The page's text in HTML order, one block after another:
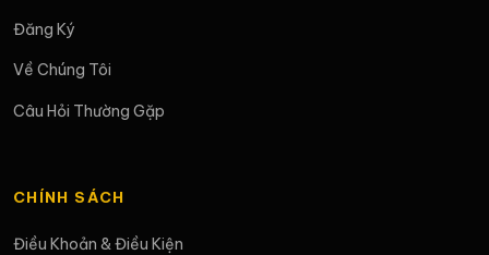
Đăng Ký
Về Chúng Tôi
Câu Hỏi Thường Gặp
CHÍNH SÁCH
Điều Khoản & Điều Kiện